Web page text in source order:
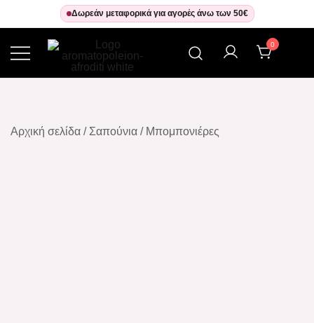
content
Δωρεάν μεταφορικά για αγορές άνω των 50€
0
Αρχική σελίδα / Σαπούνια / Μπομπονιέρες